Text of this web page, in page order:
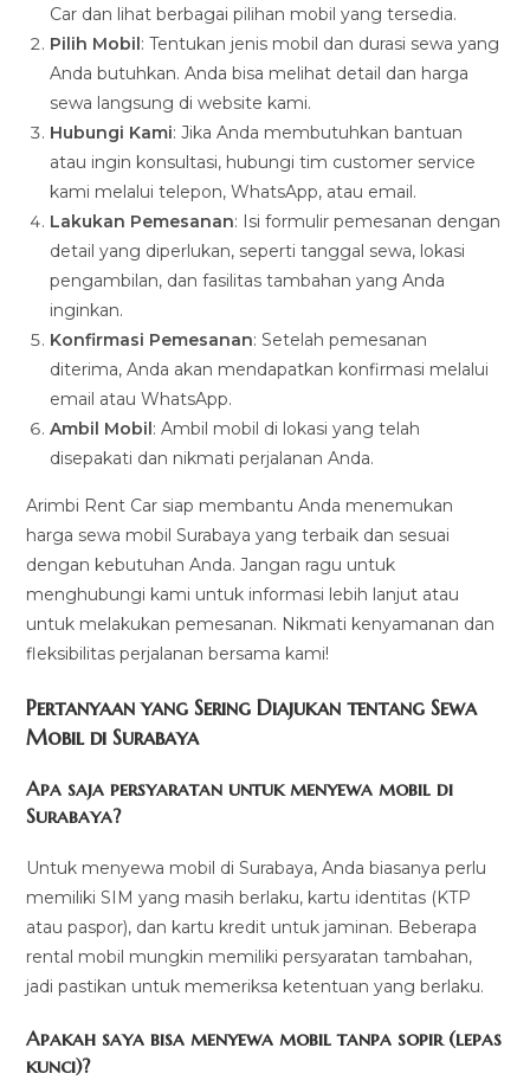
Car dan lihat berbagai pilihan mobil yang tersedia.
Pilih Mobil: Tentukan jenis mobil dan durasi sewa yang
Anda butuhkan. Anda bisa melihat detail dan harga
sewa langsung di website kami.
Hubungi Kami: Jika Anda membutuhkan bantuan
atau ingin konsultasi, hubungi tim customer service
kami melalui telepon, WhatsApp, atau email.
Lakukan Pemesanan: Isi formulir pemesanan dengan
detail yang diperlukan, seperti tanggal sewa, lokasi
pengambilan, dan fasilitas tambahan yang Anda
inginkan.
Konfirmasi Pemesanan: Setelah pemesanan
diterima, Anda akan mendapatkan konfirmasi melalui
email atau WhatsApp.
Ambil Mobil: Ambil mobil di lokasi yang telah
disepakati dan nikmati perjalanan Anda.
Arimbi Rent Car siap membantu Anda menemukan
harga sewa mobil Surabaya yang terbaik dan sesuai
dengan kebutuhan Anda. Jangan ragu untuk
menghubungi kami untuk informasi lebih lanjut atau
untuk melakukan pemesanan. Nikmati kenyamanan dan
fleksibilitas perjalanan bersama kami!
Pertanyaan yang Sering Diajukan tentang Sewa
Mobil di Surabaya
Apa saja persyaratan untuk menyewa mobil di
Surabaya?
Untuk menyewa mobil di Surabaya, Anda biasanya perlu
memiliki SIM yang masih berlaku, kartu identitas (KTP
atau paspor), dan kartu kredit untuk jaminan. Beberapa
rental mobil mungkin memiliki persyaratan tambahan,
jadi pastikan untuk memeriksa ketentuan yang berlaku.
Apakah saya bisa menyewa mobil tanpa sopir (lepas
kunci)?